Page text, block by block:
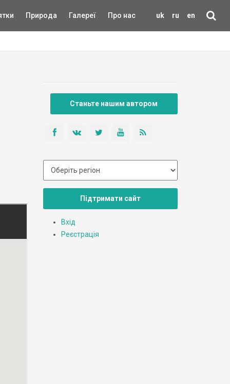
uk ru en
Природа Галереї Про нас
Станьте нашим автором
Підтримати сайт
Вхід
Реєстрація